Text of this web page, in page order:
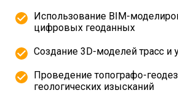
Использование BIM-
цифровых геоданных
Создание 3D-моделей трасс и
Проведение топографо-
геологических изысканий